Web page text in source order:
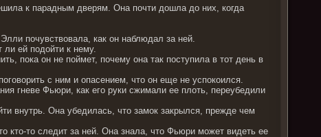
к парадным дверям. Она почти дошла до них, когда
почувствовала, как он наблюдал за ней.
ей подойти к нему.
пока он не поймет, почему она так поступила в тот день в
с ним и опасением, что он еще не успокоился.
гневе Фьюри, как его руки сжимали ее плоть, переубедили
внутрь. Она убедилась, что замок закрылся, прежде чем
то следит за ней. Она знала, что Фьюри может видеть ее